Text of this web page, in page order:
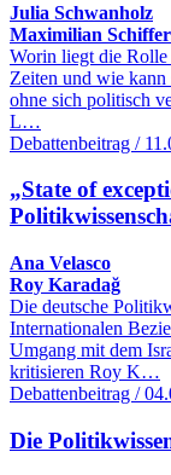
Julia Schwanholz
Maximilian
Worin liegt die
Zeiten und wie kann
ohne sich politisch
L…
Debattenbeitrag /
„State of
Ana Velasco
Roy Karadağ
Die deutsche
Internationalen
Umgang mit dem
kritisieren Roy K…
Debattenbeitrag /
Die